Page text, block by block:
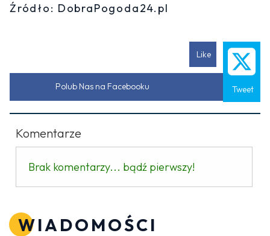
Źródło: DobraPogoda24.pl
Like
Tweet
Polub Nas na Facebooku
Komentarze
Brak komentarzy... bądź pierwszy!
WIADOMOŚCI